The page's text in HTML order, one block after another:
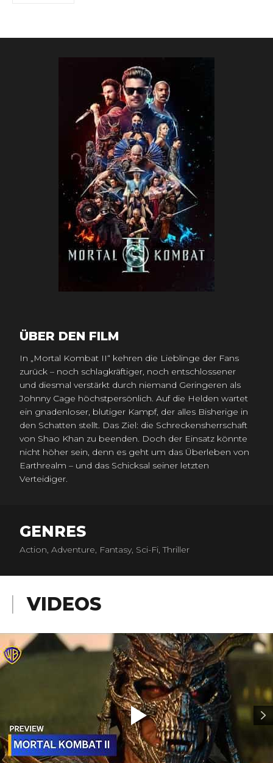
ÜBER DEN FILM
In „Mortal Kombat II“ kehren die Lieblinge der Fans
zurück – noch schlagkräftiger, noch entschlossener
und diesmal verstärkt durch niemand Geringeren als
Johnny Cage höchstpersönlich. Auf die Helden wartet
ein gnadenloser, blutiger Kampf, der alles Bisherige in
den Schatten stellt. Das Ziel: die Schreckensherrschaft
von Shao Khan zu beenden. Doch der Einsatz könnte
nicht höher sein, denn es geht um das Überleben von
Earthrealm – und das Schicksal seiner letzten
Verteidiger.
GENRES
Action, Adventure, Fantasy, Sci-Fi, Thriller
VIDEOS